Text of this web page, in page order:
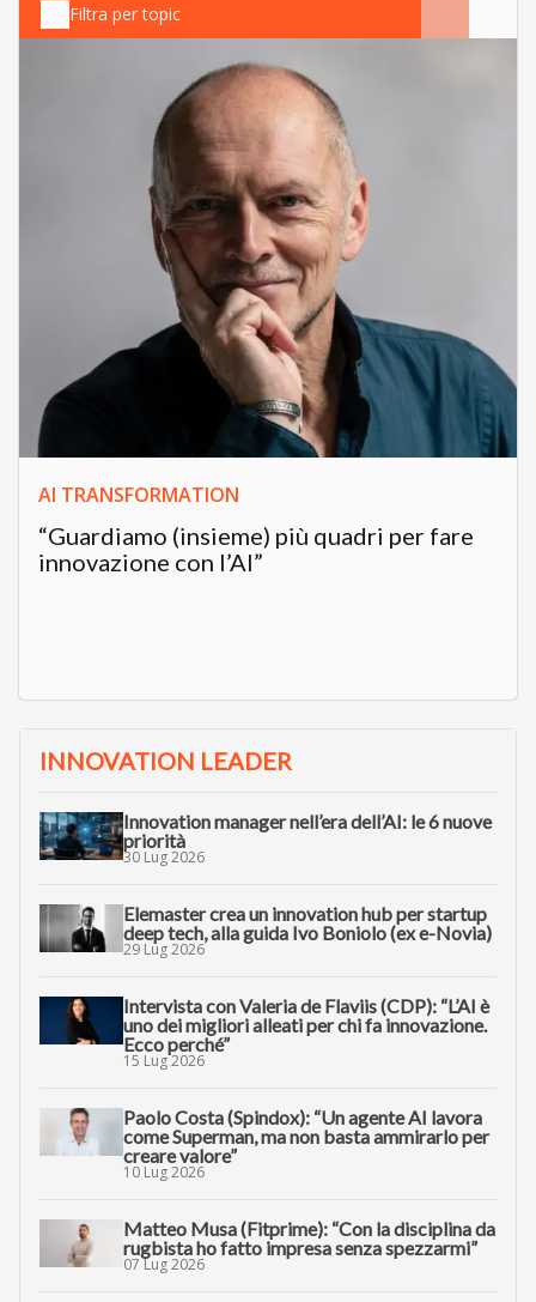
Filtra per topic
AI TRANSFORMATION
“Guardiamo (insieme) più quadri per fare
innovazione con l’AI”
INNOVATION LEADER
Innovation manager nell’era dell’AI: le 6 nuove
priorità
30 Lug 2026
Elemaster crea un innovation hub per startup
deep tech, alla guida Ivo Boniolo (ex e-Novia)
29 Lug 2026
Intervista con Valeria de Flaviis (CDP): “L’AI è
uno dei migliori alleati per chi fa innovazione.
Ecco perché”
15 Lug 2026
Paolo Costa (Spindox): “Un agente AI lavora
come Superman, ma non basta ammirarlo per
creare valore”
10 Lug 2026
Matteo Musa (Fitprime): “Con la disciplina da
rugbista ho fatto impresa senza spezzarmi”
07 Lug 2026